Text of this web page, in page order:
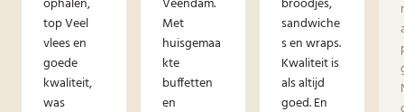
top Veel
vlees en
goede
kwaliteit,
was
Met
huisgemaa
kte
buffetten
en
sandwiche
s en wraps.
Kwaliteit is
als altijd
goed. En